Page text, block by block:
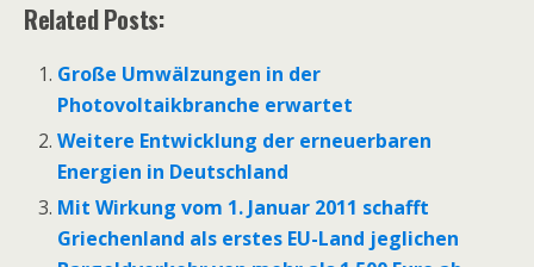
Related Posts:
Große Umwälzungen in der
Photovoltaikbranche erwartet
Weitere Entwicklung der erneuerbaren
Energien in Deutschland
Mit Wirkung vom 1. Januar 2011 schafft
Griechenland als erstes EU-Land jeglichen